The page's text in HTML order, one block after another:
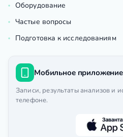
Оборудование
Частые вопросы
Подготовка к исследованиям
Мобильное
Записи, результаты анализов и
телефоне.